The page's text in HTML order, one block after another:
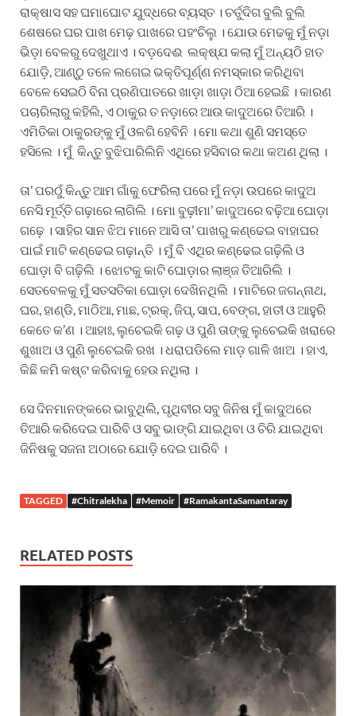
ରାକ୍ଷାସ ସହ ଘମାଘୋଟ ଯୁଦ୍ଧରେ ବ୍ୟସ୍ତ । ଚର୍ତୁଦିଗ ବୁଲି ବୁଲି
ଶେଷରେ ଘର ପାଖ ମେଢ଼ ପାଖରେ ପହଂଚିଲୁ । ଯୋଉ ମେଢକୁ ମୁଁ ନଡ଼ା
ଭିଡ଼ା ବେଳରୁ ଦେଖୁଥାଏ । ବଡ଼ଦେଈ ଲକ୍ଷ୍ଯ କଲା ମୁଁ ଅନ୍ୟଠି ହାତ
ଯୋଡ଼ି, ଆଣ୍ଠୁ ତଳେ ଲଗେଇ ଭକ୍ତିପୂର୍ଣ୍ଣ ନମସ୍କାର କରିଥିବା
ବେଳେ ସେଇଠି ବିନା ପ୍ରଣିପାତରେ ଖାଡ଼ା ଖାଡ଼ା ଠିଆ ହେଇଛି । କାରଣ
ପଚାରିଲାରୁ କହିଲି, ଏ ଠାକୁର ତ ନଡ଼ାରେ ଆଉ କାଦୁଅରେ ତିଆରି ।
ଏମିତିକା ଠାକୁରଙ୍କୁ ମୁଁ ଓଳଗି ହେବିନି । ମୋ କଥା ଶୁଣି ସମସ୍ତେ
ହସିଲେ । ମୁଁ କିନ୍ତୁ ବୁଝିପାରିଲିନି ଏଥିରେ ହସିବାର କଥା କଅଣ ଥିଲା ।
ତା’ ପରଠୁଁ କିନ୍ତୁ ଆମ ଗାଁକୁ ଫେରିଲା ପରେ ମୁଁ ନଡ଼ା ଉପରେ କାଦୁଅ
ନେସି ମୂର୍ତ୍ତି ଗଢ଼ାରେ ଲାଗିଲି । ମୋ ବୁଢ଼ୀମା’ କାଦୁଅରେ ବଢ଼ିଆ ଘୋଡ଼ା
ଗଢ଼େ । ସାହିର ସାନ ଝିଅ ମାନେ ଆସି ତା’ ପାଖରୁ କଣ୍ଢେଇ ବାହାଘର
ପାଇଁ ମାଟି କଣ୍ଢେଇ ଗଢ଼ାନ୍ତି । ମୁଁ ବି ଏଥିର କଣ୍ଢେଇ ଗଢ଼ିଲି ଓ
ଘୋଡ଼ା ବି ଗଢ଼ିଲି । ଝୋଟକୁ କାଟି ଘୋଡ଼ାର ଲାଞ୍ଜ ତିଆରିଲି ।
ସେତବେଳକୁ ମୁଁ ସତସତିକା ଘୋଡ଼ା ଦେଖିନଥିଲି । ମାଟିରେ ଜଗନ୍ନାଥ,
ଘର, ହାଣ୍ଡି, ମାଠିଆ, ମାଛ, ଟ୍ରକ୍, ଜିପ୍, ସାପ, ବେଙ୍ଗ, ହାତୀ ଓ ଆହୁରି
କେତେ କ’ଣ । ଆହାଃ, ଲୁଚେଇକି ଗଢ଼ ଓ ପୁଣି ତାଙ୍କୁ ଲୁଚେଇକି ଖରାରେ
ଶୁଖାଅ ଓ ପୁଣି ଲୁଚେଇକି ରଖ । ଧରାପଡିଲେ ମାଡ଼ ଗାଳି ଖାଅ । ହାଏ,
କିଛି କମି କଷ୍ଟ କରିବାକୁ ହେଉ ନଥିଲା ।
ସେ ଦିନମାନଙ୍କରେ ଭାବୁଥିଲି, ପୃଥିବୀର ସବୁ ଜିନିଷ ମୁଁ କାଦୁଅରେ
ତିଆରି କରିଦେଇ ପାରିବି ଓ ସବୁ ଭାଙ୍ଗି ଯାଇଥିବା ଓ ଚିରି ଯାଇଥିବା
ଜିନିଷକୁ ସଜନା ଅଠାରେ ଯୋଡ଼ି ଦେଇ ପାରିବି ।
TAGGED #Chitralekha #Memoir #RamakantaSamantaray
RELATED POSTS